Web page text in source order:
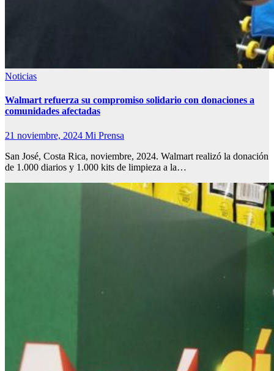
Noticias
Walmart refuerza su compromiso solidario con donaciones a
comunidades afectadas
21 noviembre, 2024 Mi Prensa
San José, Costa Rica, noviembre, 2024. Walmart realizó la donación
de 1.000 diarios y 1.000 kits de limpieza a la…